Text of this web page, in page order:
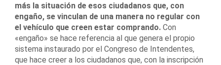
más la situación de esos ciudadanos que, con
engaño, se vinculan de una manera no regular con
el vehículo que creen estar comprando. Con
«engaño» se hace referencia al que genera el propio
sistema instaurado por el Congreso de Intendentes,
que hace creer a los ciudadanos que, con la inscripción